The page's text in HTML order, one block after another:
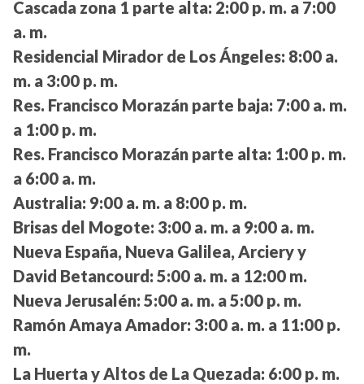
Cascada zona 1 parte alta: 2:00 p. m. a 7:00
a. m.
Residencial Mirador de Los Ángeles: 8:00 a.
m. a 3:00 p. m.
Res. Francisco Morazán parte baja: 7:00 a. m.
a 1:00 p. m.
Res. Francisco Morazán parte alta: 1:00 p. m.
a 6:00 a. m.
Australia: 9:00 a. m. a 8:00 p. m.
Brisas del Mogote: 3:00 a. m. a 9:00 a. m.
Nueva España, Nueva Galilea, Arciery y
David Betancourd: 5:00 a. m. a 12:00 m.
Nueva Jerusalén: 5:00 a. m. a 5:00 p. m.
Ramón Amaya Amador: 3:00 a. m. a 11:00 p.
m.
La Huerta y Altos de La Quezada: 6:00 p. m.